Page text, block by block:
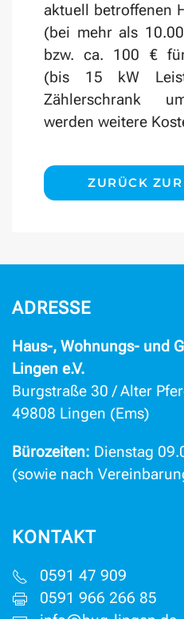
aktuell betroffenen
(bei mehr als
bzw. ca. 100 €
(bis 15 kW
Zählerschrank
werden weitere
ZURÜCK
ADRESSE
Haus-, Wohnungs- und
Lingen e.V.
Burgstraße 30 / Alter
49808 Lingen (Ems)
Bürozeiten: Dienstag
(sowie nach
KONTAKT
0591 47 909
0591 966 266 85